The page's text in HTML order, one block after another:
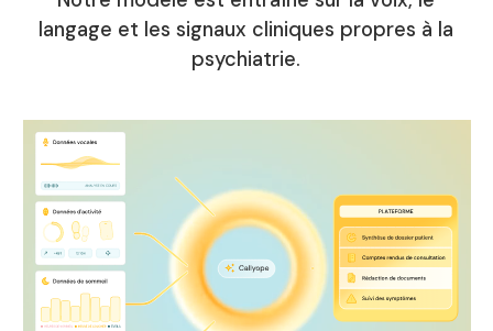
langage et les signaux cliniques propres à la
psychiatrie.